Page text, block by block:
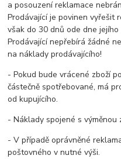
a posouzení reklamace
Prodávající je povinen vyřešit
však do 30 dnů ode dne
Prodávající nepřebírá žádné
na náklady prodávajícího!
- Pokud bude vrácené zboží
částečně spotřebované, má
od kupujícího.
- Náklady spojené s výměnou
- V případě oprávněné
poštovného v nutné výši.